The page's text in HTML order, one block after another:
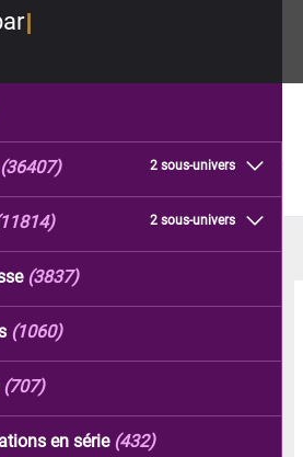
2 sous-univers
(36407)
2 sous-univers
(3837)
(1060)
(707)
en série (432)